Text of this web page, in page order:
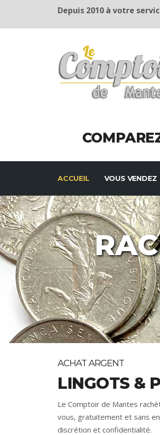
Depuis 2010 à votre
ACCUEIL VOUS
ACHAT ARGENT
LINGOTS &
Le Comptoir de Mantes
vous, gratuitement et sans
discrétion et confidentialité.